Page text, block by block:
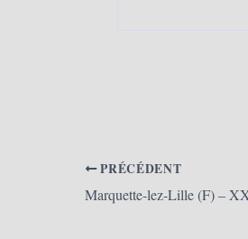
PRÉCÉDENT